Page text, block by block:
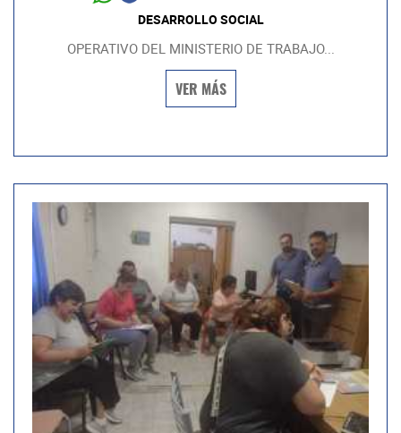
DESARROLLO SOCIAL
OPERATIVO DEL MINISTERIO DE TRABAJO...
VER MÁS